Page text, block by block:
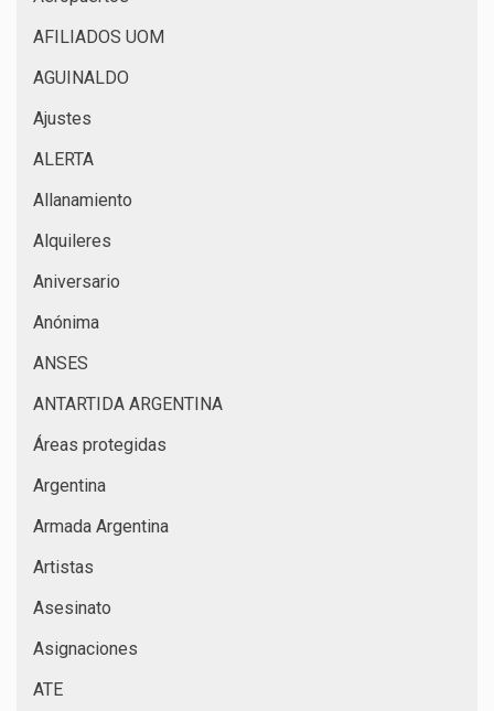
AFILIADOS UOM
AGUINALDO
Ajustes
ALERTA
Allanamiento
Alquileres
Aniversario
Anónima
ANSES
ANTARTIDA ARGENTINA
Áreas protegidas
Argentina
Armada Argentina
Artistas
Asesinato
Asignaciones
ATE